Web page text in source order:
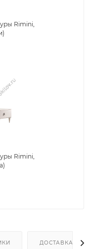
Rimini,
Rimini,
ДОСТАВКА И